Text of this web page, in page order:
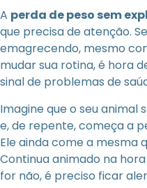
A perda de peso sem
que precisa de atenção.
emagrecendo, mesmo
mudar sua rotina, é hora
sinal de problemas de
Imagine que o seu
e, de repente, começa a
Ele ainda come a mesma
Continua animado na
for não, é preciso ficar